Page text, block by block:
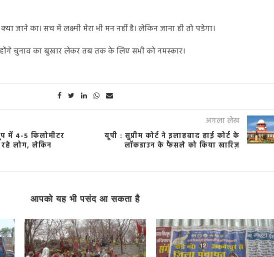
जाने का। सच में लक्ष्मी मेरा भी मन नहीं है। लेकिन जाना ही तो पडेगा।
चुनाव का बुखार लेकर तब तक के लिए सभी को नमस्कार।
में 4-5 किलोमीटर
लोग, लेकिन
अगला लेख
यूपी : सुप्रीम कोर्ट ने इलाहबाद हाई कोर्ट के
लॉकडाउन के फैसले को किया खारिज़
आपको यह भी पसंद आ सकता है